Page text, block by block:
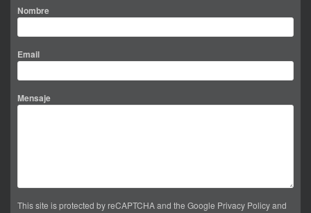
Nombre
Email
Mensaje
This site is protected by reCAPTCHA and the Google Privacy Policyand